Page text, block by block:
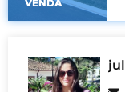
VENDA